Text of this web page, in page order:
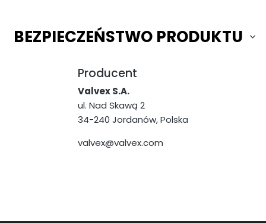
BEZPIECZEŃSTWO PRODUKTU
Producent
Valvex S.A.
ul. Nad Skawą 2
34-240 Jordanów, Polska
valvex@valvex.com